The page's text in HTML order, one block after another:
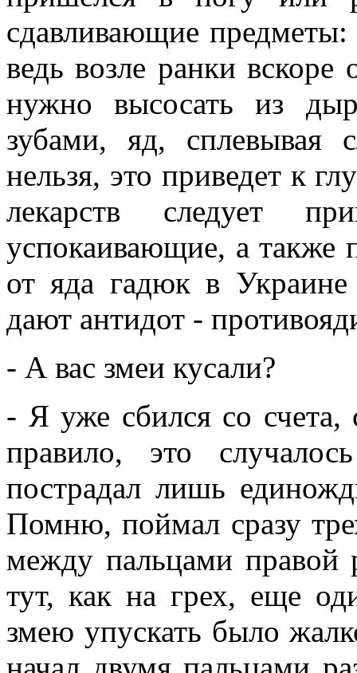
сдавливающие
ведь возле ранки
нужно высосать из
зубами, яд, сплевывая
нельзя, это приведет к
лекарств следует
успокаивающие, а также
от яда гадюк в
дают антидот -
- А вас змеи кусали?
- Я уже сбился со
правило, это
пострадал лишь
Помню, поймал сразу
между пальцами правой
тут, как на грех, еще
змею упускать было